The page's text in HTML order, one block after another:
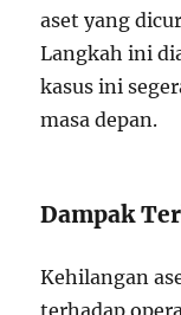
aset yang
Langkah ini
kasus ini
masa depan.
Dampak
Kehilangan
terhadap